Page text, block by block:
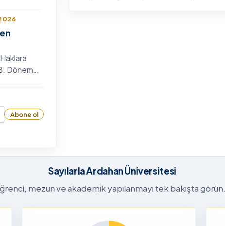
Dönem
2027
Abone ol
Sayılarla Ardahan Üniversitesi
mezun ve akademik yapılanmayı tek bakışta görün.